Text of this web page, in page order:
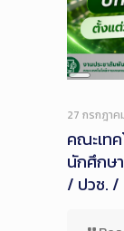
Long
27 กรกฎา
คณะเท
นักศึกษ
/ ปวช. /